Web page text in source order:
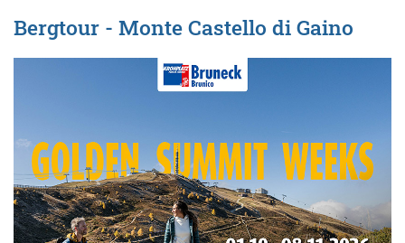
Bergtour - Monte Castello di Gaino